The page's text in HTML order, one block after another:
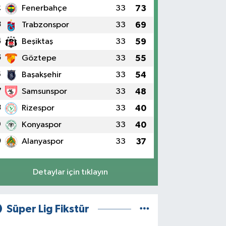
Fenerbahçe 33 73
Trabzonspor 33 69
Beşiktaş 33 59
Göztepe 33 55
Başakşehir 33 54
Samsunspor 33 48
Rizespor 33 40
Konyaspor 33 40
Alanyaspor 33 37
Detaylar için tıklayın
Süper Lig Fikstür